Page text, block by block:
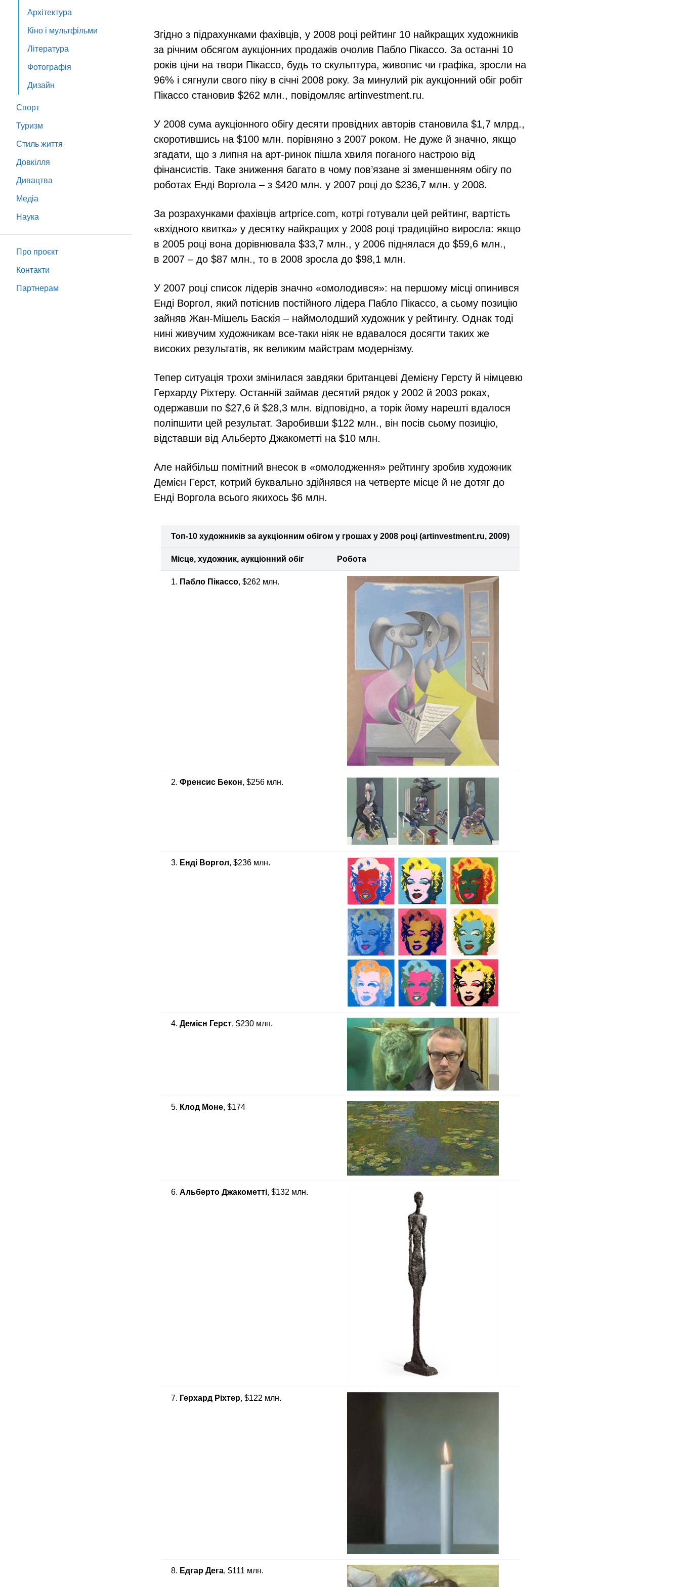
Архітектура
Кіно і мультфільми
Література
Фотографія
Дизайн
Спорт
Туризм
Стиль життя
Довкілля
Дивацтва
Медіа
Наука
Про проєкт
Контакти
Партнeрам
Згідно з підрахунками фахівців, у 2008 році рейтинг 10 найкращих художників
за річним обсягом аукціонних продажів очолив Пабло Пікассо. За останні 10
років ціни на твори Пікассо, будь то скульптура, живопис чи графіка, зросли на
96% і сягнули свого піку в січні 2008 року. За минулий рік аукціонний обіг робіт
Пікассо становив $262 млн., повідомляє artinvestment.ru.
У 2008 сума аукціонного обігу десяти провідних авторів становила $1,7 млрд.,
скоротившись на $100 млн. порівняно з 2007 роком. Не дуже й значно, якщо
згадати, що з липня на арт-ринок пішла хвиля поганого настрою від
фінансистів. Таке зниження багато в чому пов’язане зі зменшенням обігу по
роботах Енді Воргола – з $420 млн. у 2007 році до $236,7 млн. у 2008.
За розрахунками фахівців artprice.com, котрі готували цей рейтинг, вартість
«вхідного квитка» у десятку найкращих у 2008 році традиційно виросла: якщо
в 2005 році вона дорівнювала $33,7 млн., у 2006 піднялася до $59,6 млн.,
в 2007 – до $87 млн., то в 2008 зросла до $98,1 млн.
У 2007 році список лідерів значно «омолодився»: на першому місці опинився
Енді Воргол, який потіснив постійного лідера Пабло Пікассо, а сьому позицію
зайняв Жан-Мішель Баскія – наймолодший художник у рейтингу. Однак тоді
нині живучим художникам все-таки ніяк не вдавалося досягти таких же
високих результатів, як великим майстрам модернізму.
Тепер ситуація трохи змінилася завдяки британцеві Демієну Герсту й німцевю
Герхарду Ріхтеру. Останній займав десятий рядок у 2002 й 2003 роках,
одержавши по $27,6 й $28,3 млн. відповідно, а торік йому нарешті вдалося
поліпшити цей результат. Заробивши $122 млн., він посів сьому позицію,
відставши від Альберто Джакометті на $10 млн.
Але найбільш помітний внесок в «омолодження» рейтингу зробив художник
Демієн Герст, котрий буквально здійнявся на четверте місце й не дотяг до
Енді Воргола всього якихось $6 млн.
Топ-10 художників за аукціонним обігом у грошах у 2008 році (artinvestment.ru, 2009)
Місце, художник, аукціонний обіг Робота
1. Пабло Пікассо, $262 млн.
2. Френсис Бекон, $256 млн.
3. Енді Воргол, $236 млн.
4. Демієн Герст, $230 млн.
5. Клод Моне, $174
6. Альберто Джакометті, $132 млн.
7. Герхард Ріхтер, $122 млн.
8. Едгар Дега, $111 млн.